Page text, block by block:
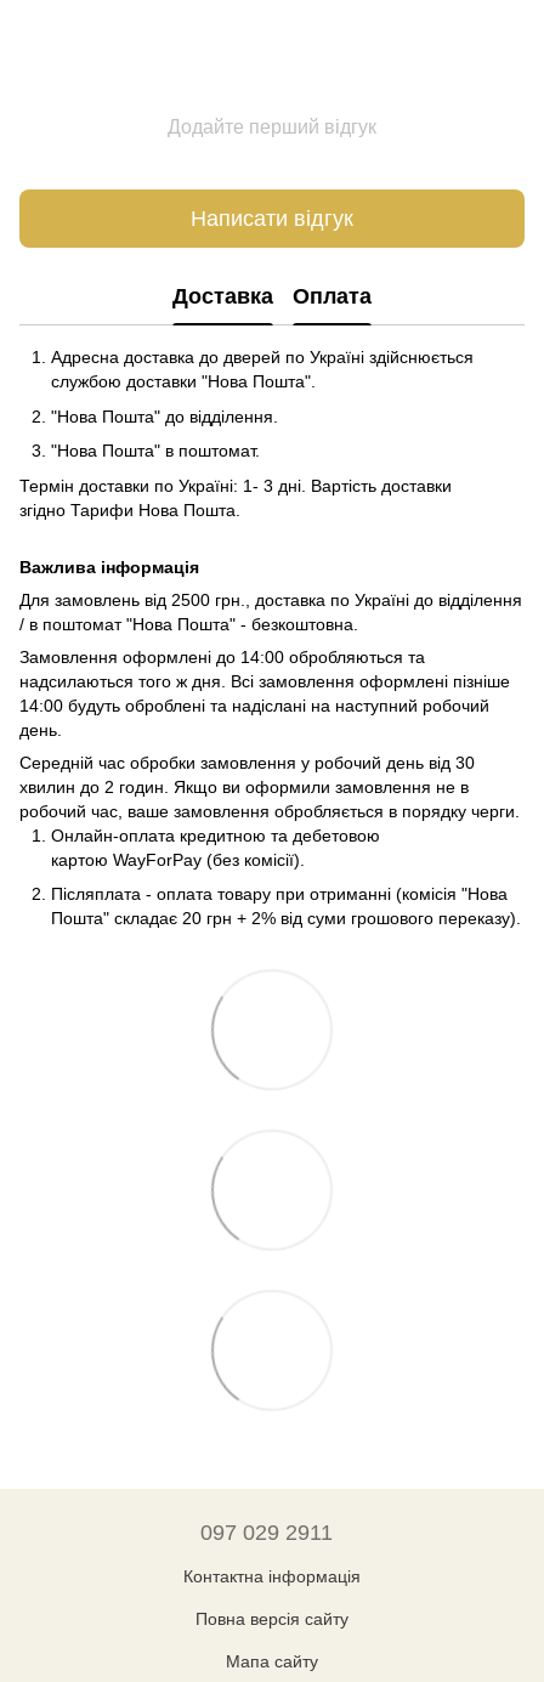
Додайте перший відгук
Написати відгук
Доставка Оплата
Адресна доставка до дверей по Україні здійснюється
службою доставки "Нова Пошта".
"Нова Пошта" до відділення.
"Нова Пошта" в поштомат.
Термін доставки по Україні: 1- 3 дні. Вартість доставки
згідно Тарифи Нова Пошта
Важлива інформація
Для замовлень від 2500 грн., доставка по Україні до відділення
/ в поштомат "Нова Пошта" - безкоштовна.
Замовлення оформлені до 14:00 обробляються та
надсилаються того ж дня. Всі замовлення оформлені пізніше
14:00 будуть оброблені та надіслані на наступний робочий
день.
Середній час обробки замовлення у робочий день від 30
хвилин до 2 годин. Якщо ви оформили замовлення не в
робочий час, ваше замовлення обробляється в порядку черги.
Онлайн-оплата кредитною та дебетовою
картою WayForPay (без комісії).
Післяплата - оплата товару при отриманні (комісія "Нова
Пошта" складає 20 грн + 2% від суми грошового переказу).
097 029 2911
Контактна інформація
Повна версія сайту
Мапа сайту